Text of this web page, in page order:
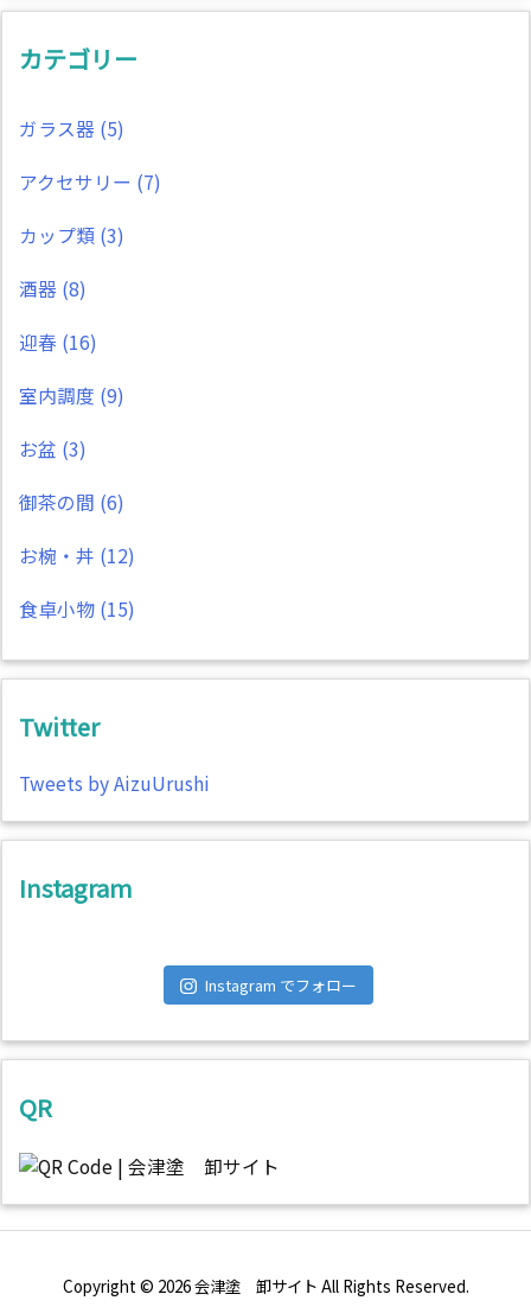
カテゴリー
ガラス器 (5)
アクセサリー (7)
カップ類 (3)
酒器 (8)
迎春 (16)
室内調度 (9)
お盆 (3)
御茶の間 (6)
お椀・丼 (12)
食卓小物 (15)
Twitter
Tweets by AizuUrushi
Instagram
Instagram でフォロー
QR
Copyright © 2026会津塗 卸サイト All Rights Reserved.